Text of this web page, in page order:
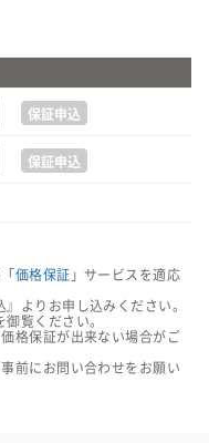
保証申込
保証申込
価格保証 」サービスを適応
よりお申し込みください。
御覧ください。
格保証が出来ない場合がご
前にお問い合わせをお願い